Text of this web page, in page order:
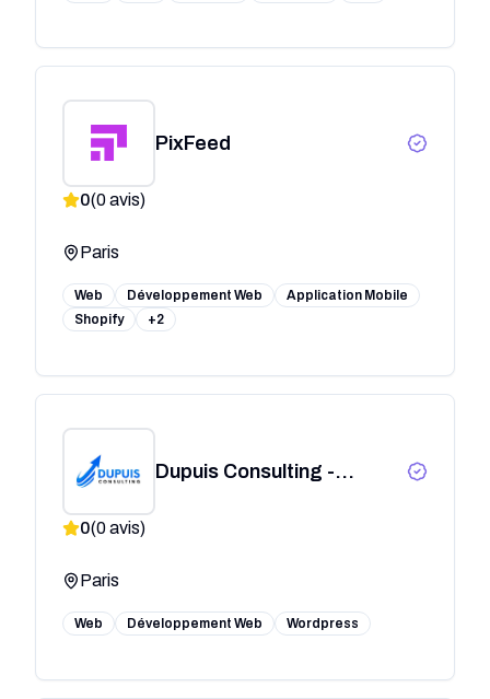
PixFeed
0(0avis)
Paris
Web Développement Web
Application Mobile
Shopify
+2
Dupuis Consulting -
0(0avis)
Paris
Web Développement Web Wordpress